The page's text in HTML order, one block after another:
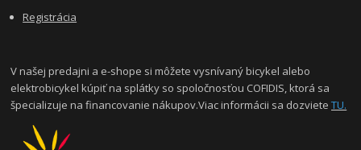
Registrácia
V našej predajni a e-shope si môžete vysnívaný bicykel alebo
elektrobicykel kúpiť na splátky so spoločnosťou COFIDIS, ktorá sa
špecializuje na financovanie nákupov.Viac informácii sa dozvieteTU.